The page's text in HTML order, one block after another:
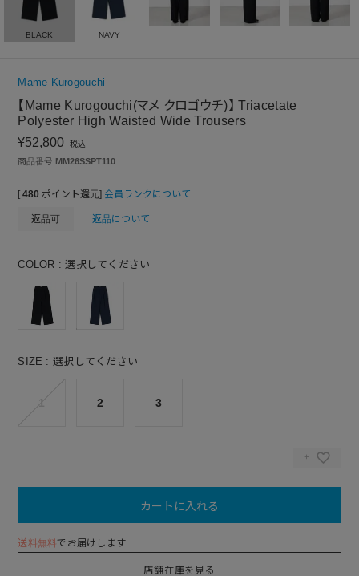
BLACK NAVY
Mame Kurogouchi
【Mame Kurogouchi(マメ クロゴウチ)】 Triacetate
Polyester High Waisted Wide Trousers
¥52,800 税込
商品番号 MM26SSPT110
[ 480 ポイント還元] 会員ランクについて
返品可 返品について
COLOR 選択してください
SIZE 選択してください
2 3
カートに入れる
送料無料でお届けします
店舗在庫を見る